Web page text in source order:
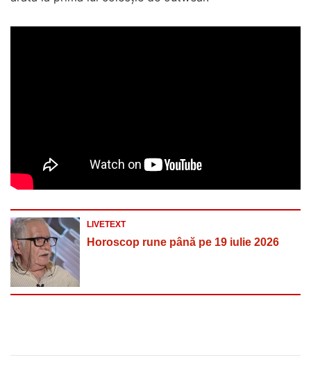
LIVETEXT
Horoscop rune până pe 19 iulie 2026